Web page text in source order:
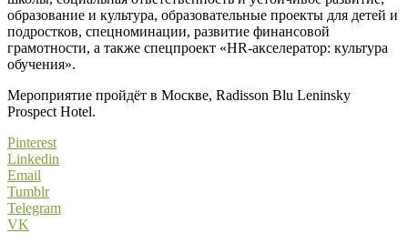
образование и культура, образовательные проекты для детей и
подростков, спецноминации, развитие финансовой
грамотности, а также спецпроект «HR-акселератор: культура
обучения».
Мероприятие пройдёт в Москве, Radisson Blu Leninsky
Prospect Hotel.
Pinterest
Linkedin
Email
Tumblr
Telegram
VK